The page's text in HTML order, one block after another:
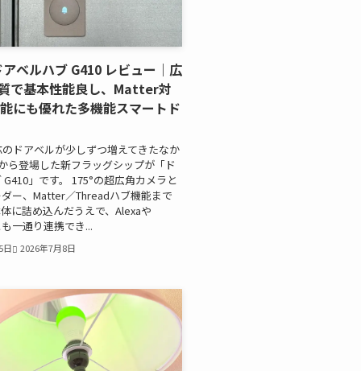
ベルハブ G410 レビュー｜広
で基本性能良し、Matter対
にも優れた多機能スマートド
ドアベルが少しずつ増えてきたなか
ら登場した新フラッグシップが「ド
」です。 175°の超広角カメラと
ー、Matter／Threadハブ機能まで
に詰め込んだうえで、Alexaや
一通り連携でき...
日 2026年7月8日